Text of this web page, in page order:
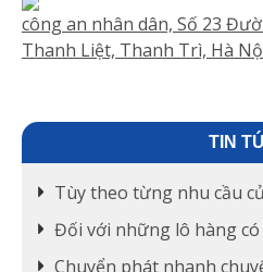
công an nhân dân, Số 23
Thanh Liệt, Thanh Trì, Hà
TIN
Tùy theo từng nhu cầu
Đối với những lô hàng có
Chuyển phát nhanh